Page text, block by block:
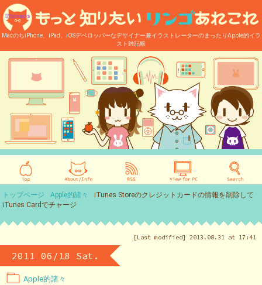
MacのちiPhone、iPad、iOSデベロッパーなデザイナー兼イラストレーターのまったりApple的イラ
スト雑記帳
トップページ Apple的諸々
iTunes Storeのクレジットカードの情報を削除して
iTunes Cardでチャージ
[Last modified] 2013.08.31 at 17:41
2011 06/18 Sat.
Apple的諸々